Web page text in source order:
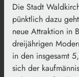
Die Stadt
pünktlich dazu
neue Attraktion in
dreijährigen
in den insgesamt
sich der